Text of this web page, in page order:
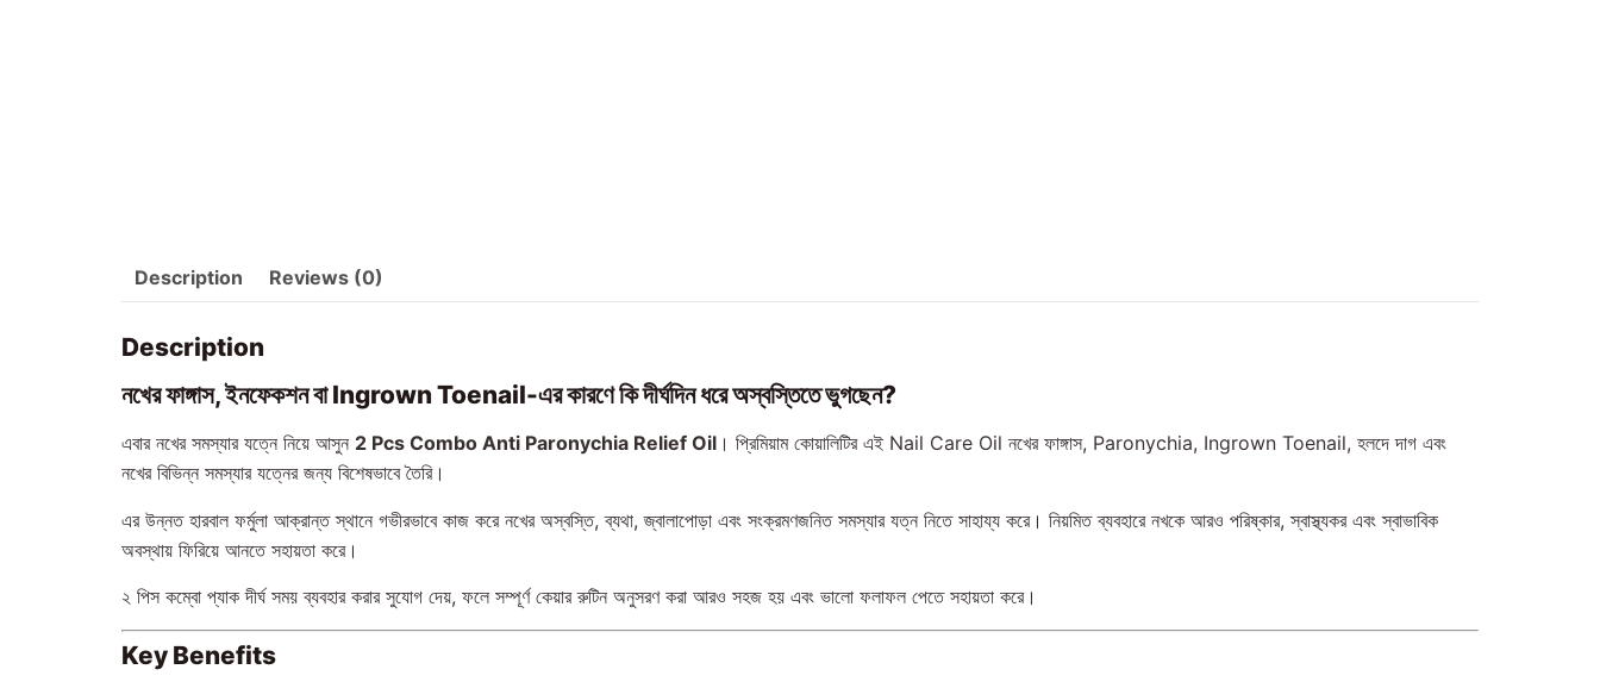
Description Reviews (0)
Description
নখের ফাঙ্গাস, ইনফেকশন বা Ingrown Toenail-এর কারণে কি দীর্ঘদিন ধরে অস্বস্তিতে ভুগছেন?
এবার নখের সমস্যার যত্নে নিয়ে আসুন 2 Pcs Combo Anti Paronychia Relief Oil । প্রিমিয়াম কোয়ালিটির এই Nail Care Oil নখের ফাঙ্গাস, Paronychia, Ingrown Toenail, হলদে দাগ এবং
নখের বিভিন্ন সমস্যার যত্নের জন্য বিশেষভাবে তৈরি।
এর উন্নত হারবাল ফর্মুলা আক্রান্ত স্থানে গভীরভাবে কাজ করে নখের অস্বস্তি, ব্যথা, জ্বালাপোড়া এবং সংক্রমণজনিত সমস্যার যত্ন নিতে সাহায্য করে। নিয়মিত ব্যবহারে নখকে আরও পরিষ্কার, স্বাস্থ্যকর এবং স্বাভাবিক
অবস্থায় ফিরিয়ে আনতে সহায়তা করে।
২ পিস কম্বো প্যাক দীর্ঘ সময় ব্যবহার করার সুযোগ দেয়, ফলে সম্পূর্ণ কেয়ার রুটিন অনুসরণ করা আরও সহজ হয় এবং ভালো ফলাফল পেতে সহায়তা করে।
Key Benefits